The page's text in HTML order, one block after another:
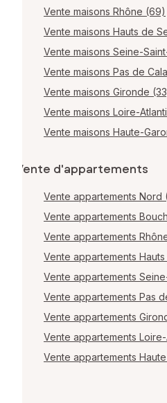
Vente maisons Rhône (69)
Vente maisons Hauts de
Vente maisons Seine-
Vente maisons Pas de
Vente maisons Gironde
Vente maisons Loire-
Vente maisons Haute-
Vente d'appartements
Vente appartements Nord
Vente appartements
Vente appartements
Vente appartements
Vente appartements
Vente appartements Pas
Vente appartements
Vente appartements
Vente appartements